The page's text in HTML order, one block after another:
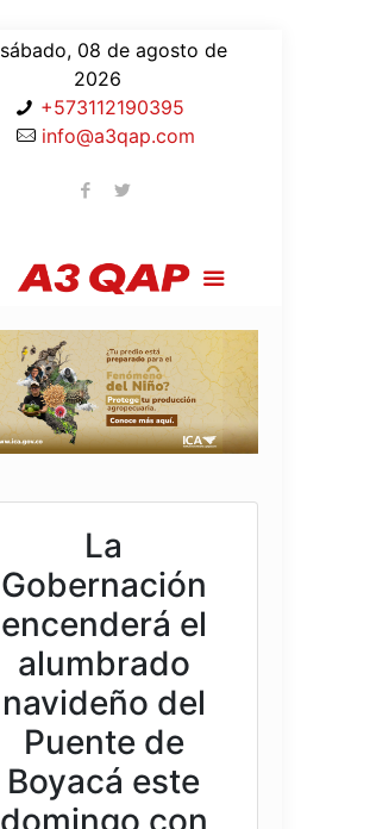
sábado, 08 de agosto de
2026
+573112190395
info@a3qap.com
La
Gobernación
encenderá el
alumbrado
navideño del
Puente de
Boyacá este
domingo con